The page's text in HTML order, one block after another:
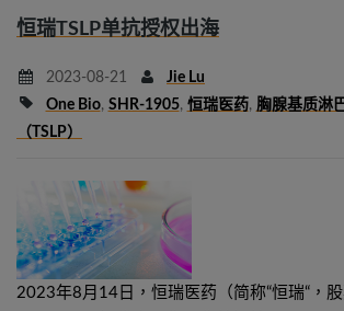
恒瑞TSLP单抗授权出海
2023-08-21
Jie Lu
One Bio, SHR-1905, 恒瑞医药, 胸腺基质淋
（TSLP）
2023年8月14日，恒瑞医药（简称“恒瑞“，股